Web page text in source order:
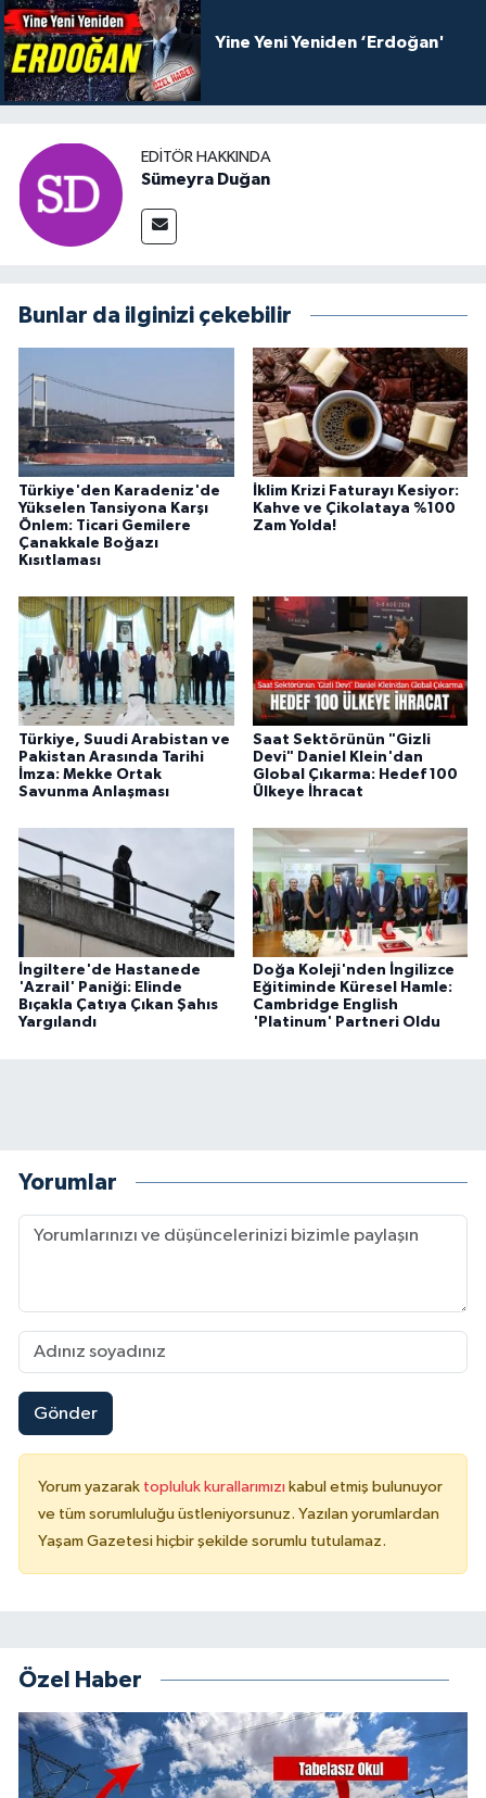
Yine Yeni Yeniden ‘Erdoğan'
EDITÖR HAKKINDA
Sümeyra Duğan
Bunlar da ilginizi çekebilir
Türkiye'den Karadeniz'de
Yükselen Tansiyona Karşı
Önlem: Ticari Gemilere
Çanakkale Boğazı
Kısıtlaması
İklim Krizi Faturayı Kesiyor:
Kahve ve Çikolataya %100
Zam Yolda!
Türkiye, Suudi Arabistan ve
Pakistan Arasında Tarihi
İmza: Mekke Ortak
Savunma Anlaşması
Saat Sektörünün "Gizli
Devi" Daniel Klein'dan
Global Çıkarma: Hedef 100
Ülkeye İhracat
İngiltere'de Hastanede
'Azrail' Paniği: Elinde
Bıçakla Çatıya Çıkan Şahıs
Yargılandı
Doğa Koleji'nden İngilizce
Eğitiminde Küresel Hamle:
Cambridge English
'Platinum' Partneri Oldu
Yorumlar
Gönder
Yorum yazarak topluluk kurallarımızı kabul etmiş bulunuyor
ve tüm sorumluluğu üstleniyorsunuz. Yazılan yorumlardan
Yaşam Gazetesi hiçbir şekilde sorumlu tutulamaz.
Özel Haber